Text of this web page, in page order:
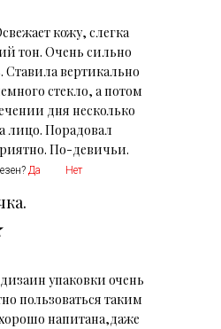
кожу, слегка
тон. Очень сильно
Ставила вертикально
стекло, а потом
дня несколько
лицо. Порадовал
По-девичьи.
Да Нет
упаковки очень
пользоваться таким
напитана,даже